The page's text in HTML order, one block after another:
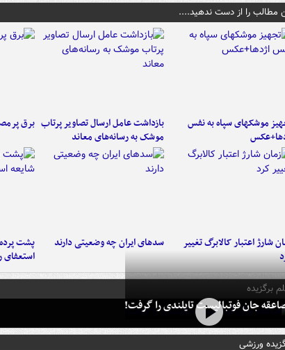
مطالب را از دست ندهید....
موشکهای سپاه به نفس
بازداشت عامل ارسال تصاویر پرتاب
موشک به رسانه‌های معاند
برق
شارژ اعتبار کالابرگ تغییر
سدهای ایران چه وضعیتی دارند
پشت
برگزیده
جان فوتبالیست تایلندی را گرفت!
ورزشی